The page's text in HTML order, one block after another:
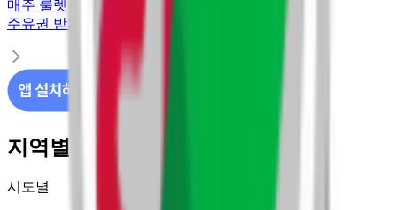
매주 룰렛 돌리고
주유권 받기
지역별 주유소 가격 정보
시도별